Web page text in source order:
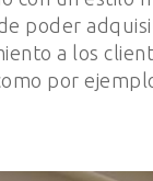
poder
a los
por